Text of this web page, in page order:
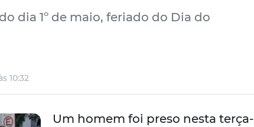
dia 1º de maio, feriado do Dia do
10:32
Um homem foi preso nesta terça-